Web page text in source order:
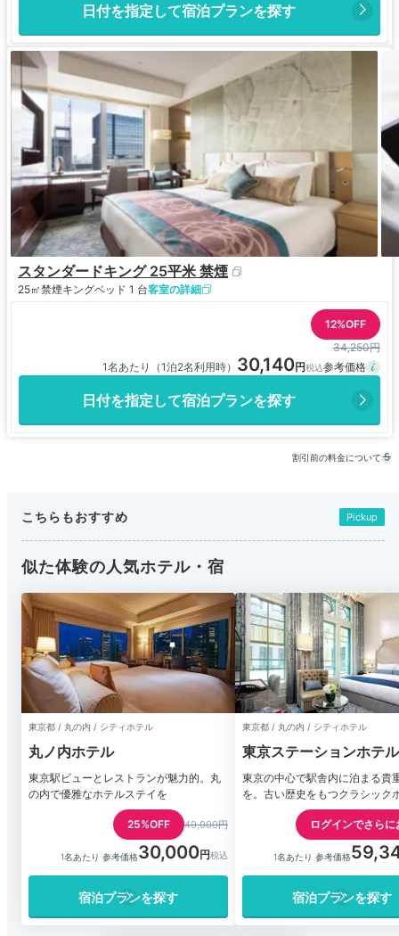
日付を指定して宿泊プランを探す
スタンダードキング 25平米 禁煙
25㎡禁煙キングベッド 1 台客室の詳細
12%OFF
34,250円
1名あたり（1泊2名利用時） 30,140
日付を指定して宿泊プランを探す
割引前の料金について
こちらもおすすめ Pickup
似た体験の人気ホテル・宿
東京都 / 丸の内 / シティホテル
丸ノ内ホテル
東京駅ビューとレストランが魅力的。丸
の内で優雅なホテルステイを
25%OFF 40,000円
1名あたり 参考価格30,000
宿泊プランを探す
東京都 / 丸の内 / シティホテル
東京ステーションホテル
東京の中心で駅舎内に泊まる貴
を。古い歴史をもつクラシック
ログインでさらに
1名あたり 参考価格
宿泊プランを探す